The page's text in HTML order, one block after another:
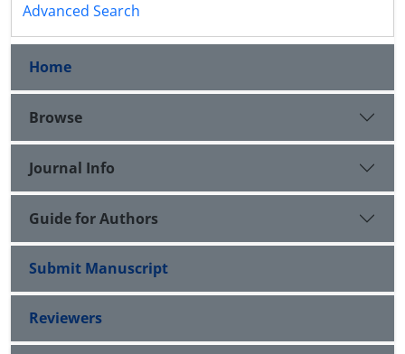
Advanced Search
Home
Browse
Journal Info
Guide for Authors
Submit Manuscript
Reviewers